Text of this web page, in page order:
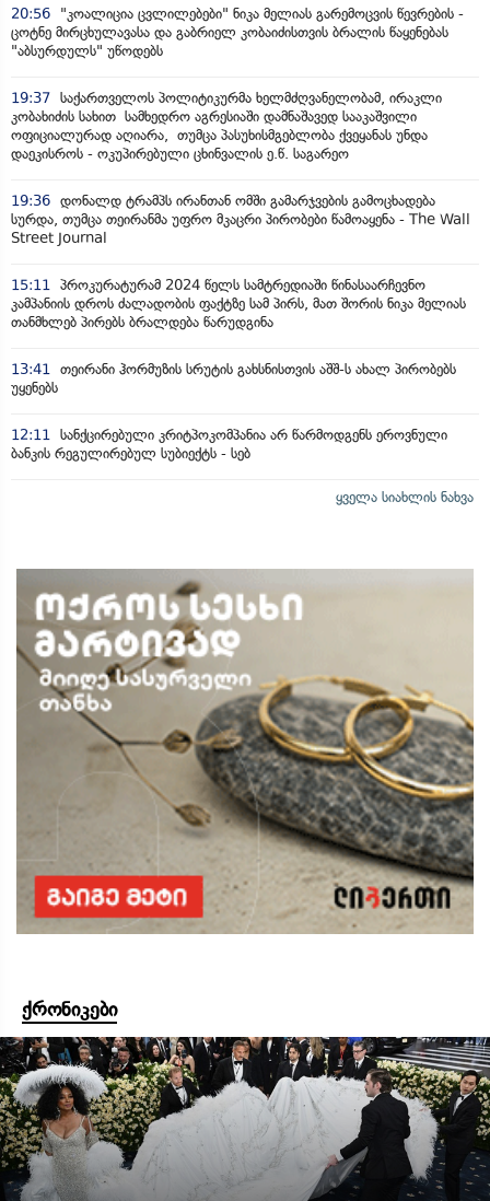
20:56
"კოალიცია ცვლილებები" ნიკა მელიას გარემოცვის წევრების -
ცოტნე მირცხულავასა და გაბრიელ კობაიძისთვის ბრალის წაყენებას
"აბსურდულს" უწოდებს
19:37 საქართველოს პოლიტიკურმა ხელმძღვანელობამ, ირაკლი
კობახიძის სახით სამხედრო აგრესიაში დამნაშავედ სააკაშვილი
ოფიციალურად აღიარა, თუმცა პასუხისმგებლობა ქვეყანას უნდა
დაეკისროს - ოკუპირებული ცხინვალის ე.წ. საგარეო
19:36 დონალდ ტრამპს ირანთან ომში გამარჯვების გამოცხადება
სურდა, თუმცა თეირანმა უფრო მკაცრი პირობები წამოაყენა - The Wall
Street Journal
15:11
პროკურატურამ 2024 წელს სამტრედიაში წინასაარჩევნო
კამპანიის დროს ძალადობის ფაქტზე სამ პირს, მათ შორის ნიკა მელიას
თანმხლებ პირებს ბრალდება წარუდგინა
13:41
თეირანი ჰორმუზის სრუტის გახსნისთვის აშშ-ს ახალ პირობებს
უყენებს
12:11
სანქცირებული კრიტპოკომპანია არ წარმოდგენს ეროვნული
ბანკის რეგულირებულ სუბიექტს - სებ
ყველა სიახლის ნახვა
ქრონიკები